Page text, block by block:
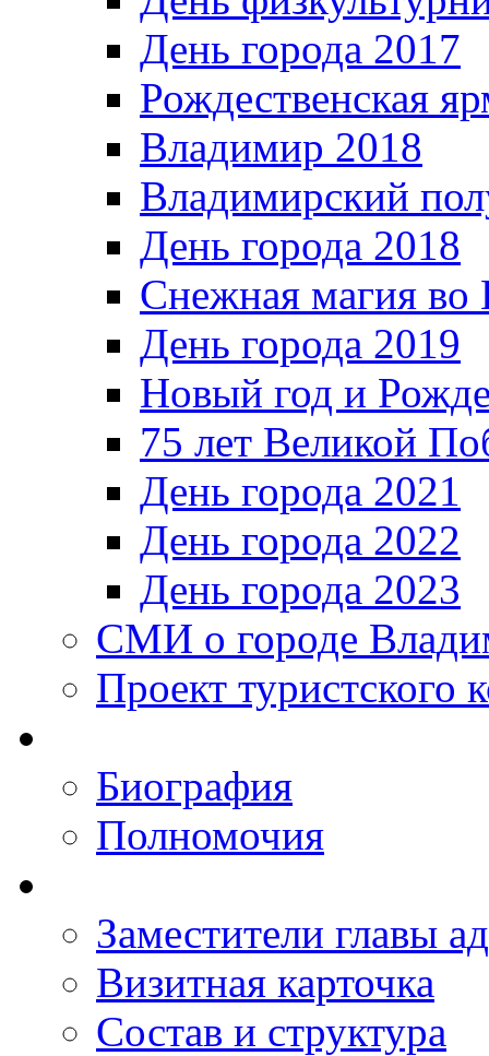
День города 2017
Рождественская
Владимир 2018
Владимирский
День города 2018
Снежная магия во
День города 2019
Новый год и
75 лет Великой
День города 2021
День города 2022
День города 2023
СМИ о городе
Проект туристского
Биография
Полномочия
Заместители главы
Визитная карточка
Состав и структура